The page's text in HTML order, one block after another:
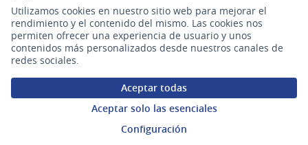
Utilizamos cookies en nuestro sitio web para mejorar el
rendimiento y el contenido del mismo. Las cookies nos
permiten ofrecer una experiencia de usuario y unos
contenidos más personalizados desde nuestros canales de
redes sociales.
Aceptar todas
Aceptar solo las esenciales
Configuración
gub.uy
(Enlace externo)
Sitio oficial de la República Oriental del Uruguay
Configuración de cookies
Web creada consoftware libre